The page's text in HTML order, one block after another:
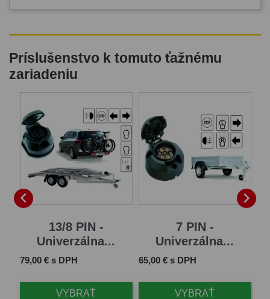
Príslušenstvo k tomuto ťažnému
zariadeniu

13/8 PIN -
Univerzálna...
Cena
79,00 € s DPH
VYBRAŤ
7 PIN -
Univerzálna...
Cena
65,00 € s DPH
VYBRAŤ
